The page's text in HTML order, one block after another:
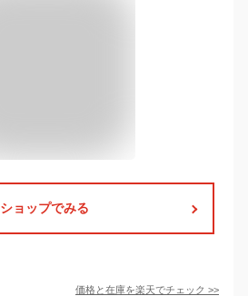
ショップでみる
価格と在庫を楽天でチェック >>